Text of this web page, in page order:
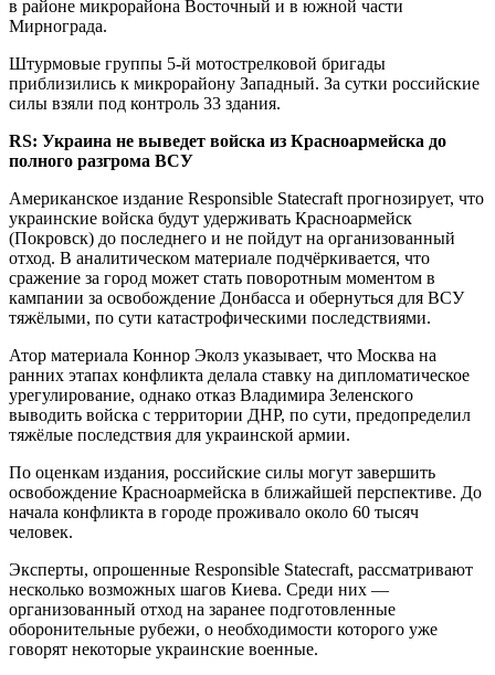
в районе микрорайона Восточный и в южной части
Мирнограда.
Штурмовые группы 5-й мотострелковой бригады
приблизились к микрорайону Западный. За сутки российские
силы взяли под контроль 33 здания.
RS: Украина не выведет войска из Красноармейска до
полного разгрома ВСУ
Американское издание Responsible Statecraft прогнозирует, что
украинские войска будут удерживать Красноармейск
(Покровск) до последнего и не пойдут на организованный
отход. В аналитическом материале подчёркивается, что
сражение за город может стать поворотным моментом в
кампании за освобождение Донбасса и обернуться для ВСУ
тяжёлыми, по сути катастрофическими последствиями.
Атор материала Коннор Эколз указывает, что Москва на
ранних этапах конфликта делала ставку на дипломатическое
урегулирование, однако отказ Владимира Зеленского
выводить войска с территории ДНР, по сути, предопределил
тяжёлые последствия для украинской армии.
По оценкам издания, российские силы могут завершить
освобождение Красноармейска в ближайшей перспективе. До
начала конфликта в городе проживало около 60 тысяч
человек.
Эксперты, опрошенные Responsible Statecraft, рассматривают
несколько возможных шагов Киева. Среди них —
организованный отход на заранее подготовленные
оборонительные рубежи, о необходимости которого уже
говорят некоторые украинские военные.